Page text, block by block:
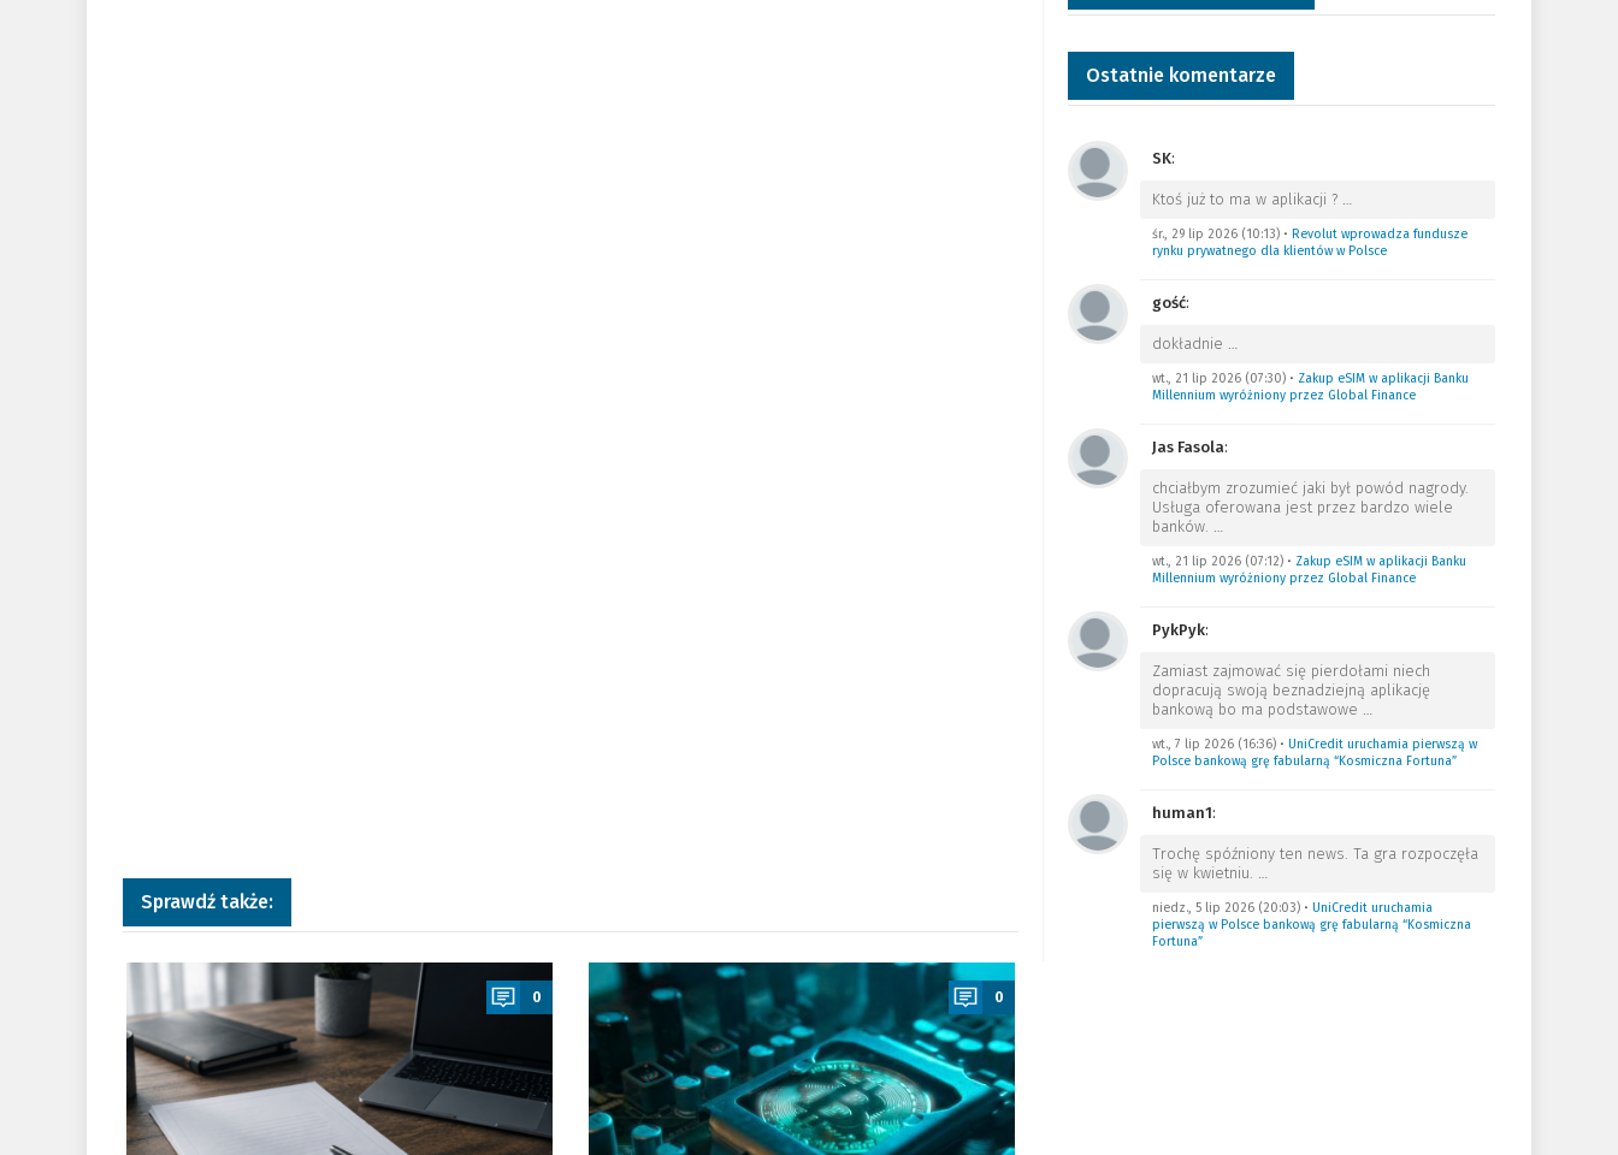
Sprawdź także:
a
0
a
0
Ostatnie komentarze
SK:
Ktoś już to ma w aplikacji ? …
śr., 29 lip 2026 (10:13)• Revolut wprowadza fundusze
rynku prywatnego dla klientów w Polsce
gość:
dokładnie …
wt., 21 lip 2026 (07:30)• Zakup eSIM w aplikacji Banku
Millennium wyróżniony przez Global Finance
Jas Fasola:
chciałbym zrozumieć jaki był powód nagrody.
Usługa oferowana jest przez bardzo wiele
banków. …
wt., 21 lip 2026 (07:12)• Zakup eSIM w aplikacji Banku
Millennium wyróżniony przez Global Finance
PykPyk:
Zamiast zajmować się pierdołami niech
dopracują swoją beznadziejną aplikację
bankową bo ma podstawowe …
wt., 7 lip 2026 (16:36)• UniCredit uruchamia pierwszą w
Polsce bankową grę fabularną “Kosmiczna Fortuna”
human1:
Trochę spóźniony ten news. Ta gra rozpoczęła
się w kwietniu. …
niedz., 5 lip 2026 (20:03)• UniCredit uruchamia
pierwszą w Polsce bankową grę fabularną “Kosmiczna
Fortuna”